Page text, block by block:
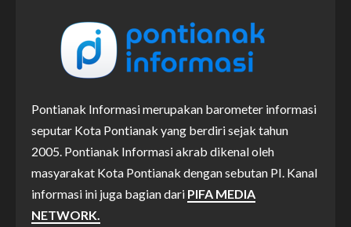
Pontianak Informasi merupakan barometer informasi
seputar Kota Pontianak yang berdiri sejak tahun
2005. Pontianak Informasi akrab dikenal oleh
masyarakat Kota Pontianak dengan sebutan PI. Kanal
informasi ini juga bagian dari PIFA MEDIA
NETWORK.